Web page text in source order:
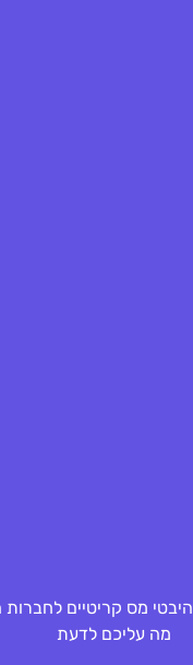
היבטי מס קריטיים לחברות
מה עליכם לדעת